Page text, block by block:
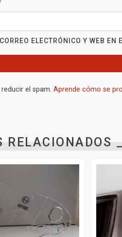
ELECTRÓNICO Y WEB
el spam. Aprende cómo se
RELACIONADOS _